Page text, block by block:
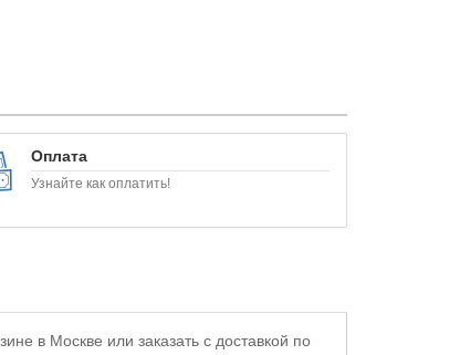
Оплата
Узнайте как оплатить!
в Москве или заказать с доставкой по